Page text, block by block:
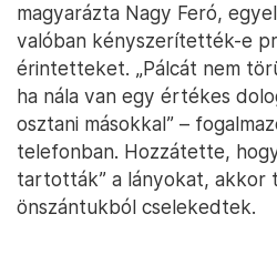
magyarázta Nagy Feró,
valóban kényszerítették-e
érintetteket. „Pálcát nem
ha nála van egy értékes
osztani másokkal” –
telefonban. Hozzátette,
tartották” a lányokat, akkor
önszántukból cselekedtek.